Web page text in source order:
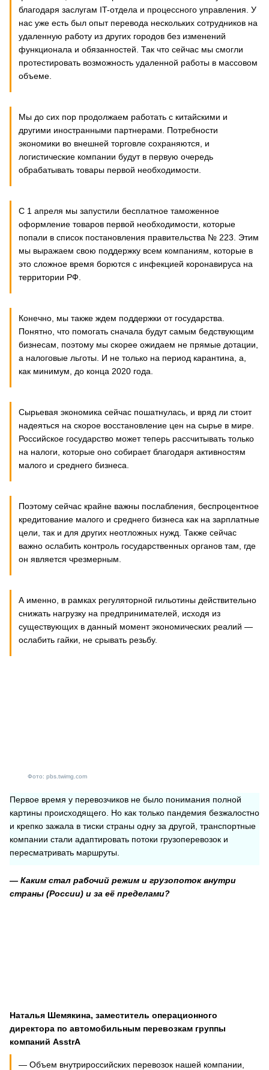
благодаря заслугам IT-отдела и процессного управления. У
нас уже есть был опыт перевода нескольких сотрудников на
удаленную работу из других городов без изменений
функционала и обязанностей. Так что сейчас мы смогли
протестировать возможность удаленной работы в массовом
объеме.
Мы до сих пор продолжаем работать с китайскими и
другими иностранными партнерами. Потребности
экономики во внешней торговле сохраняются, и
логистические компании будут в первую очередь
обрабатывать товары первой необходимости.
С 1 апреля мы запустили бесплатное таможенное
оформление товаров первой необходимости, которые
попали в список постановления правительства № 223. Этим
мы выражаем свою поддержку всем компаниям, которые в
это сложное время борются с инфекцией коронавируса на
территории РФ.
Конечно, мы также ждем поддержки от государства.
Понятно, что помогать сначала будут самым бедствующим
бизнесам, поэтому мы скорее ожидаем не прямые дотации,
а налоговые льготы. И не только на период карантина, а,
как минимум, до конца 2020 года.
Сырьевая экономика сейчас пошатнулась, и вряд ли стоит
надеяться на скорое восстановление цен на сырье в мире.
Российское государство может теперь рассчитывать только
на налоги, которые оно собирает благодаря активностям
малого и среднего бизнеса.
Поэтому сейчас крайне важны послабления, беспроцентное
кредитование малого и среднего бизнеса как на зарплатные
цели, так и для других неотложных нужд. Также сейчас
важно ослабить контроль государственных органов там, где
он является чрезмерным.
А именно, в рамках регуляторной гильотины действительно
снижать нагрузку на предпринимателей, исходя из
существующих в данный момент экономических реалий —
ослабить гайки, не срывать резьбу.
Фото: pbs.twimg.com
Первое время у перевозчиков не было понимания полной
картины происходящего. Но как только пандемия безжалостно
и крепко зажала в тиски страны одну за другой, транспортные
компании стали адаптировать потоки грузоперевозок и
пересматривать маршруты.
— Каким стал рабочий режим и грузопоток внутри
страны (России) и за её пределами?
Наталья Шемякина, заместитель операционного
директора по автомобильным перевозкам группы
компаний AsstrA
— Объем внутрироссийских перевозок нашей компании,